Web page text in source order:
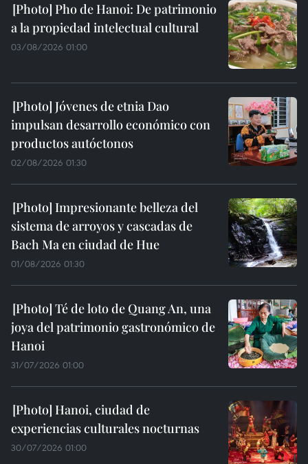
Pho de Hanoi: De patrimonio
a la propiedad intelectual cultural
03/08/2026 01:00
Jóvenes de etnia Dao
impulsan desarrollo económico con
productos autóctonos
02/08/2026 01:30
Impresionante belleza del
sistema de arroyos y cascadas de
Bach Ma en ciudad de Hue
01/08/2026 01:30
Té de loto de Quang An, una
joya del patrimonio gastronómico de
Hanoi
31/07/2026 01:00
Hanoi, ciudad de
experiencias culturales nocturnas
30/07/2026 01:00